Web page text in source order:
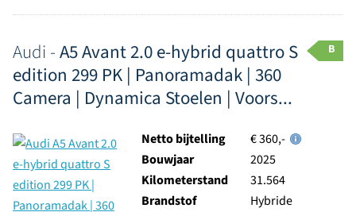
Audi -A5 Avant 2.0 e-hybrid quattro S
edition 299 PK | Panoramadak | 360
Camera | Dynamica Stoelen | Voors...
B
Netto bijtelling
€ 360,-
Bouwjaar
2025
Kilometerstand
31.564
Brandstof
Hybride